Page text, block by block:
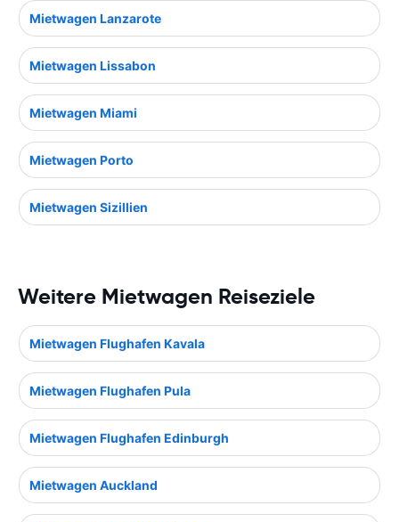
Mietwagen Lanzarote
Mietwagen Lissabon
Mietwagen Miami
Mietwagen Porto
Mietwagen Sizillien
Weitere Mietwagen Reiseziele
Mietwagen Flughafen Kavala
Mietwagen Flughafen Pula
Mietwagen Flughafen Edinburgh
Mietwagen Auckland